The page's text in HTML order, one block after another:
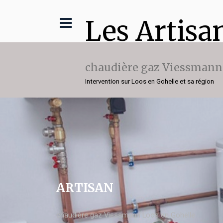
Les
chaudière gaz Viessmann
Intervention sur Loos en Gohelle et sa région
ARTISAN
chaudière gaz Viessmann Loos en Gohelle